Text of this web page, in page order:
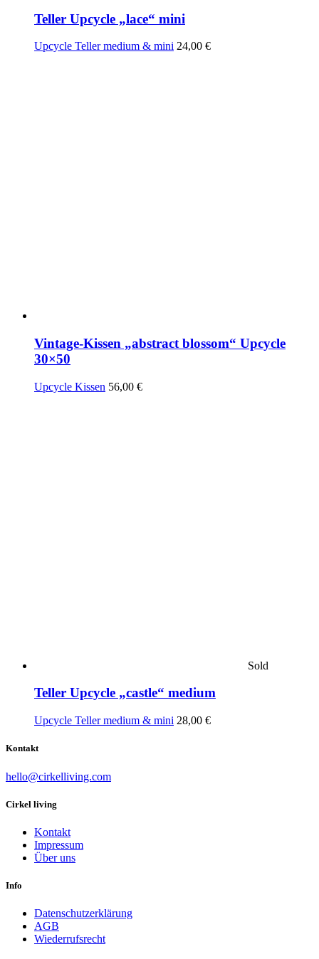
Teller Upcycle „lace“ mini
Upcycle Teller medium & mini 24,00 €
Vintage-Kissen „abstract blossom“ Upcycle
30×50
Upcycle Kissen 56,00 €
Sold
Teller Upcycle „castle“ medium
Upcycle Teller medium & mini 28,00 €
Kontakt
hello@cirkelliving.com
Cirkel living
Kontakt
Impressum
Über uns
Info
Datenschutzerklärung
AGB
Wiederrufsrecht